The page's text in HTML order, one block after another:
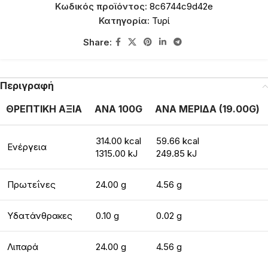
Κωδικός προϊόντος: 8c6744c9d42e
Κατηγορία: Τυρί
Share:
Περιγραφή
ΘΡΕΠΤΙΚΗ ΑΞΙΑ
ΑΝΑ 100G ΑΝΑ ΜΕΡΙΔΑ (19.00G)
Ενέργεια
314.00 kcal
1315.00 kJ
59.66 kcal
249.85 kJ
Πρωτεΐνες 24.00 g 4.56 g
Υδατάνθρακες 0.10 g 0.02 g
Λιπαρά 24.00 g 4.56 g